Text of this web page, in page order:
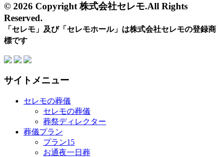
© 2026 Copyright 株式会社セレモ.All Rights
Reserved.
「セレモ」及び「セレモホール」は株式会社セレモの登録商
標です
サイトメニュー
セレモの葬儀
セレモの葬儀
葬祭ディレクター
葬儀プラン
プラン15
お通夜一日葬